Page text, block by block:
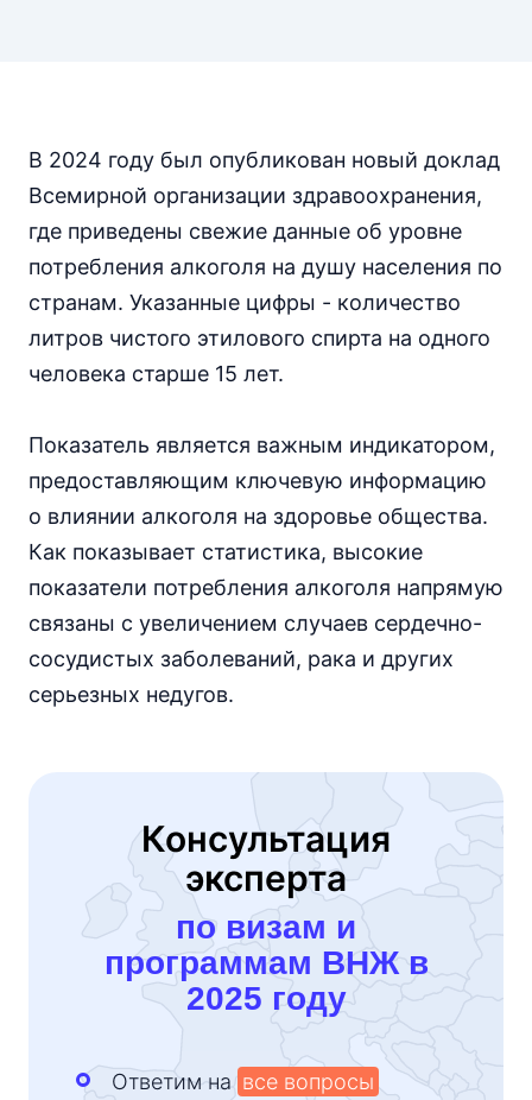
В 2024 году был опубликован новый доклад
Всемирной организации здравоохранения,
где приведены свежие данные об уровне
потребления алкоголя на душу населения по
странам. Указанные цифры - количество
литров чистого этилового спирта на одного
человека старше 15 лет.
Показатель является важным индикатором,
предоставляющим ключевую информацию
о влиянии алкоголя на здоровье общества.
Как показывает статистика, высокие
показатели потребления алкоголя напрямую
связаны с увеличением случаев сердечно-
сосудистых заболеваний, рака и других
серьезных недугов.
Консультация
эксперта
по визам и
программам ВНЖ в
2025 году
Ответим на все вопросы